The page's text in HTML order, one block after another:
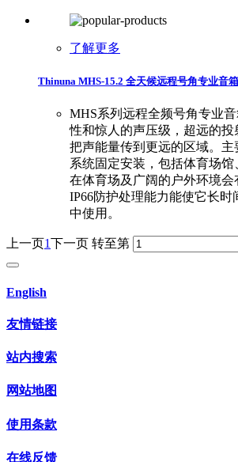
了解更多
Thinuna MHS-15.2 全天候远程号角专业音
MHS系列远程全频号角专业
性和惊人的声压级，超远的
把声能量传到更远的区域。
系统固定安装，包括体育场馆
在体育场及广阔的户外环境会
IP66防护处理能力能使它长时
中使用。
上一页1下一页 转至第
English
友情链接
站内搜索
网站地图
使用条款
在线反馈